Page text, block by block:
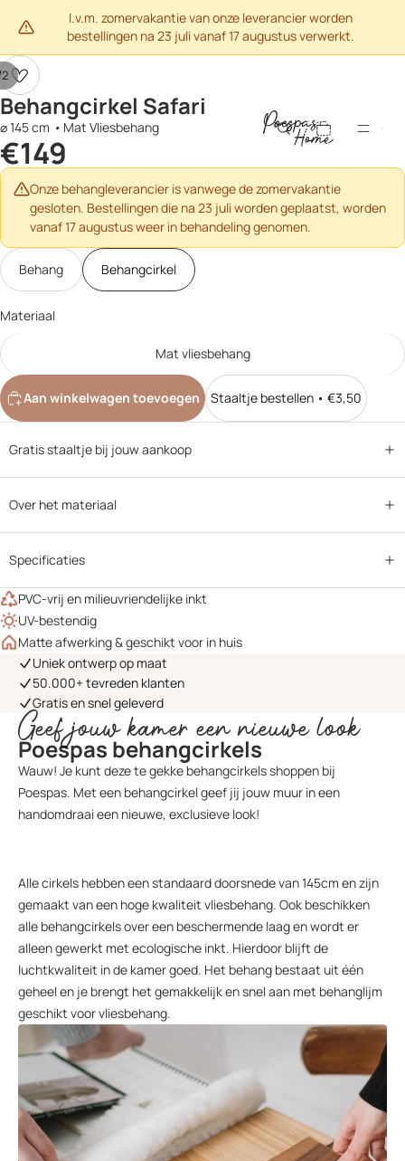
I.v.m. zomervakantie van onze leverancier worden
bestellingen na 23 juli vanaf 17 augustus verwerkt.
Totaal aantal
artikelen in
winkelwagen:
2
Behangcirkel Safari
⌀ 145 cm • Mat Vliesbehang
€149
Onze behangleverancier is vanwege de zomervakantie
gesloten. Bestellingen die na 23 juli worden geplaatst, worden
vanaf 17 augustus weer in behandeling genomen.
Behang Behangcirkel
Materiaal
Mat vliesbehang
Aan winkelwagen toevoegen Staaltje bestellen • €3,50
Gratis staaltje bij jouw aankoop
Over het materiaal
Specificaties
PVC-vrij en milieuvriendelijke inkt
UV-bestendig
Matte afwerking & geschikt voor in huis
Uniek ontwerp op maat
50.000+ tevreden klanten
Gratis en snel geleverd
Geef jouw kamer een nieuwe look
Poespas behangcirkels
Wauw! Je kunt deze te gekke behangcirkels shoppen bij
Poespas. Met een behangcirkel geef jij jouw muur in een
handomdraai een nieuwe, exclusieve look!
Alle cirkels hebben een standaard doorsnede van 145cm en zijn
gemaakt van een hoge kwaliteit vliesbehang. Ook beschikken
alle behangcirkels over een beschermende laag en wordt er
alleen gewerkt met ecologische inkt. Hierdoor blijft de
luchtkwaliteit in de kamer goed. Het behang bestaat uit één
geheel en je brengt het gemakkelijk en snel aan met behanglijm
geschikt voor vliesbehang.